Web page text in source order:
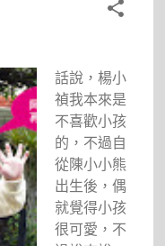
話說，楊小
禎我本來是
不喜歡小孩
的，不過自
從陳小小熊
出生後，偶
就覺得小孩
很可愛，不